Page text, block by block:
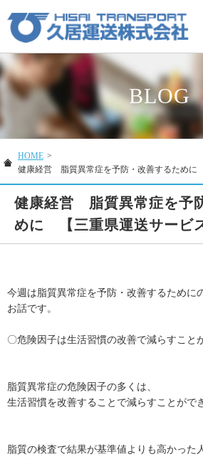
BLOG
HOME >
健康経営 脂質異常症を予防・改善するために
健康経営 脂質異常症を予
めに 【三重県運送サービ
今週は脂質異常症を予防・改善するために
お話です。
〇危険因子は生活習慣の改善で減らすこと
脂質異常症の危険因子の多くは、
生活習慣を改善することで減らすことがで
脂質の検査で結果が基準値よりも高かった